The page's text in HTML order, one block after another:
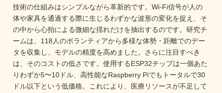
技術の仕組みはシンプルながら革新的です。Wi-Fi信号が人の
体や家具を通過する際に生じるわずかな波形の変化を捉え、そ
の中から心拍による微細な揺れだけを抽出するのです。研究チ
ームは、118人のボランティアから多様な体勢・距離でのデー
タを収集し、モデルの精度を高めました。さらに注目すべき
は、そのコストの低さです。使用するESP32チップは一個あた
りわずか5〜10ドル、高性能なRaspberry Piでもトータルで30
ドル以下という低価格。これにより、医療リソースが不足して